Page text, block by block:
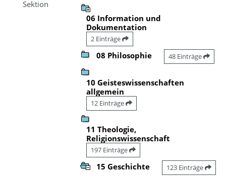
Sektion
06 Information und
Dokumentation
2 Einträge
08 Philosophie 48 Einträge
10 Geisteswissenschaften
allgemein
12 Einträge
11 Theologie,
Religionswissenschaft
197 Einträge
15 Geschichte 123 Einträge